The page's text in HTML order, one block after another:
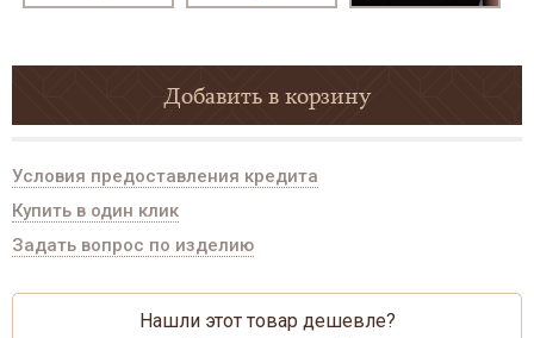
Добавить в корзину
Условия предоставления кредита
Купить в один клик
Задать вопрос по изделию
Нашли этот товар дешевле?